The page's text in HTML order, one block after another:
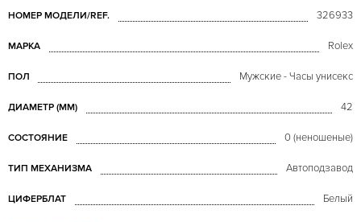
НОМЕР МОДЕЛИ/REF. 326933
МАРКА Rolex
ПОЛ Мужские - Часы унисекс
ДИАМЕТР (MM) 42
СОСТОЯНИЕ 0 (неношеные)
ТИП МЕХАНИЗМА Автоподзавод
ЦИФЕРБЛАТ Белый